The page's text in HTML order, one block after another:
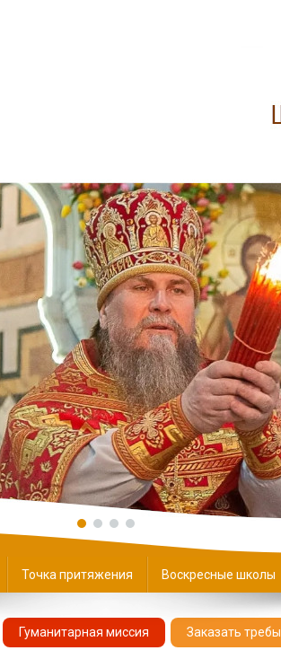
Точка притяжения Воскресные школы
Гуманитарная миссия Заказать требы